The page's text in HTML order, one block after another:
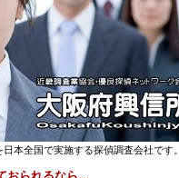
本全国で実施する探偵調査会社です。